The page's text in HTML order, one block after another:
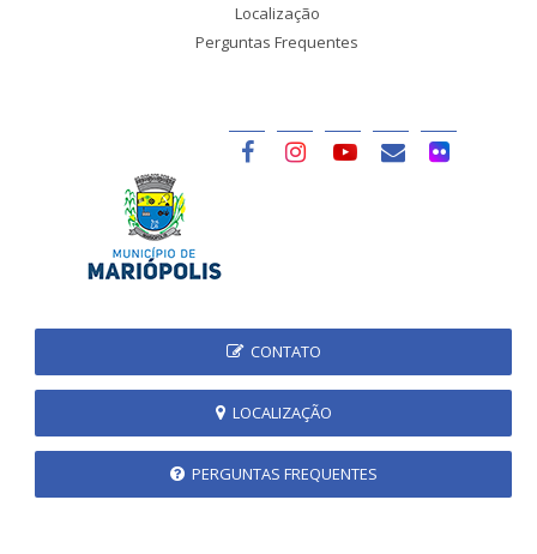
Localização
Perguntas Frequentes
CONTATO
LOCALIZAÇÃO
PERGUNTAS FREQUENTES